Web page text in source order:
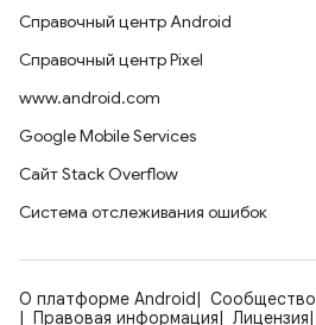
Справочный центр Android
Справочный центр Pixel
www.android.com
Google Mobile Services
Сайт Stack Overflow
Система отслеживания ошибок
О платформе Android
Сообщество
Правовая информация
Лицензия